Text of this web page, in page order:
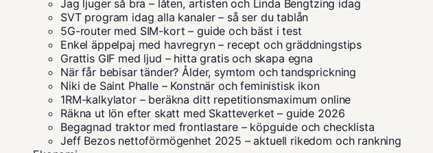
Jag ljuger så bra – låten, artisten och Linda Bengtzing idag
SVT program idag alla kanaler – så ser du tablån
5G-router med SIM-kort – guide och bäst i test
Enkel äppelpaj med havregryn – recept och gräddningstips
Grattis GIF med ljud – hitta gratis och skapa egna
När får bebisar tänder? Ålder, symtom och tandsprickning
Niki de Saint Phalle – Konstnär och feministisk ikon
1RM-kalkylator – beräkna ditt repetitionsmaximum online
Räkna ut lön efter skatt med Skatteverket – guide 2026
Begagnad traktor med frontlastare – köpguide och checklista
Jeff Bezos nettoförmögenhet 2025 – aktuell rikedom och rankning